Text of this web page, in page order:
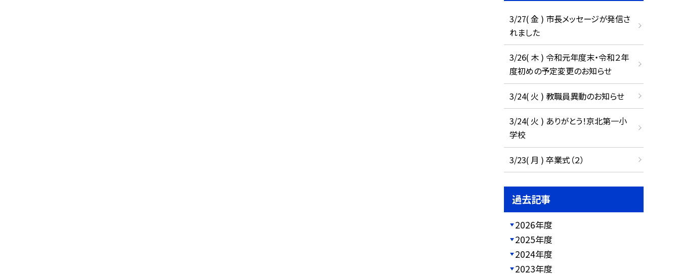
3/27( 金 ) 市長メッセージが発信さ
れました
3/26( 木 ) 令和元年度末・令和２年
度初めの予定変更のお知らせ
3/24( 火 ) 教職員異動のお知らせ
3/24( 火 ) ありがとう！京北第一小
学校
3/23( 月 ) 卒業式（２）
過去記事
2026年度
2025年度
2024年度
2023年度